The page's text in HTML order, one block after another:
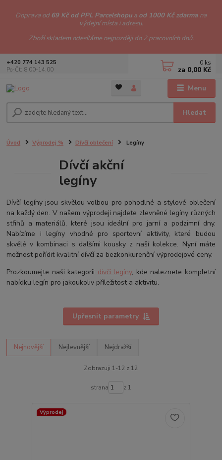
Doprava od69 Kč od PPL Parcelshopu a od 1000 Kč zdarma na
výdejní místa i adresu.
Zboží skladem odesíláme nejpozději do 2 pracovních dnů.
Menu
Hledat
+420 774 143 525
Po-Čt: 8.00-14.00
0 ks
za 0,00 Kč
Úvod Výprodej % Dívčí oblečení Legíny
Dívčí akční
legíny
Dívčí legíny jsou skvělou volbou pro pohodlné a stylové oblečení
na každý den. V našem výprodeji najdete zlevněné legíny různých
střihů a materiálů, které jsou ideální pro jarní a podzimní dny.
Nabízíme i legíny vhodné pro sportovní aktivity, které budou
skvělé v kombinaci s dalšími kousky z naší kolekce. Nyní máte
možnost pořídit kvalitní dívčí za bezkonkurenční výprodejové ceny.
Prozkoumejte naši kategorii dívčí legíny, kde naleznete kompletní
nabídku legín pro jakoukoliv příležitost a aktivitu.
Upřesnit parametry
Nejnovější Nejlevnější Nejdražší
Zobrazuji 1-12 z 12
strana z 1
Výprodej